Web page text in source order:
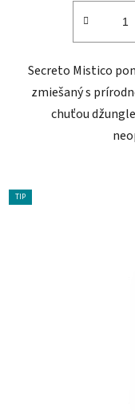
Secreto Mistico
zmiešaný s
chuťou
TIP